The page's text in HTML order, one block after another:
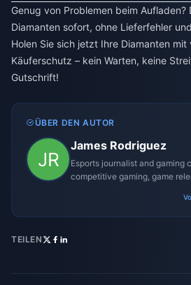
Genug von Problemen beim
Diamanten sofort, ohne Lieferfehler
Holen Sie sich jetzt Ihre Diamanten mit
Käuferschutz – kein Warten, keine
Gutschrift!
ÜBER DEN AUTOR
James Rodriguez
Esports journalist and gaming
competitive gaming, game
TEILEN